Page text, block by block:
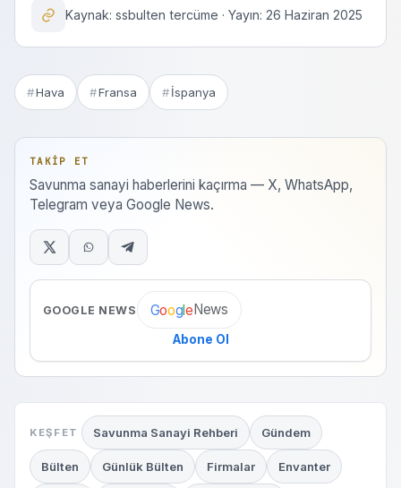
Kaynak: ssbulten tercüme · Yayın: 26 Haziran 2025
Hava Fransa İspanya
TAKIP ET
Savunma sanayi haberlerini kaçırma — X, WhatsApp,
Telegram veya Google News.
GOOGLE NEWS GoogleNews
Abone Ol
KEŞFET Savunma Sanayi Rehberi Gündem
Bülten Günlük Bülten Firmalar Envanter